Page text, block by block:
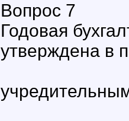
Вопрос 7
Годовая
утверждена в